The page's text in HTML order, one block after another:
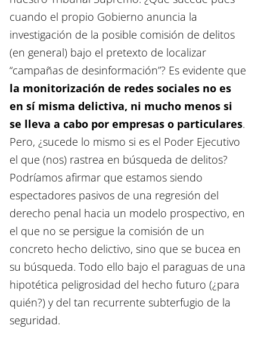
cuando el propio Gobierno anuncia la
investigación de la posible comisión de delitos
(en general) bajo el pretexto de localizar
“campañas de desinformación”? Es evidente que
la monitorización de redes sociales no es
en sí misma delictiva, ni mucho menos si
se lleva a cabo por empresas o particulares.
Pero, ¿sucede lo mismo si es el Poder Ejecutivo
el que (nos) rastrea en búsqueda de delitos?
Podríamos afirmar que estamos siendo
espectadores pasivos de una regresión del
derecho penal hacia un modelo prospectivo, en
el que no se persigue la comisión de un
concreto hecho delictivo, sino que se bucea en
su búsqueda. Todo ello bajo el paraguas de una
hipotética peligrosidad del hecho futuro (¿para
quién?) y del tan recurrente subterfugio de la
seguridad.